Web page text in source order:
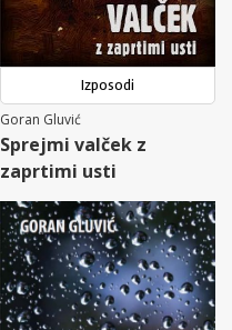
Izposodi
Goran Gluvić
Sprejmi valček z
zaprtimi usti